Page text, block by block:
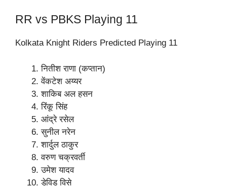
RR vs PBKS Playing 11
Kolkata Knight Riders Predicted Playing 11
नितीश राणा (कप्तान)
वेंकटेश अय्यर
शाकिब अल हसन
रिंकू सिंह
आंद्रे रसेल
सुनील नरेन
शार्दुल ठाकुर
वरुण चक्रवर्ती
उमेश यादव
डेविड विसे